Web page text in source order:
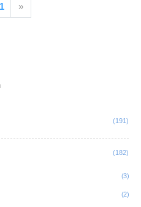
입니다.
1 »
(191)
(182)
(3)
(2)